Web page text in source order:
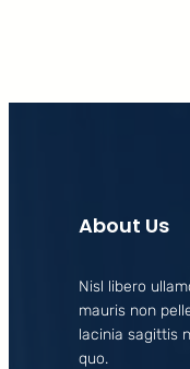
About Us
Nisl libero
mauris non
lacinia sagittis
quo.